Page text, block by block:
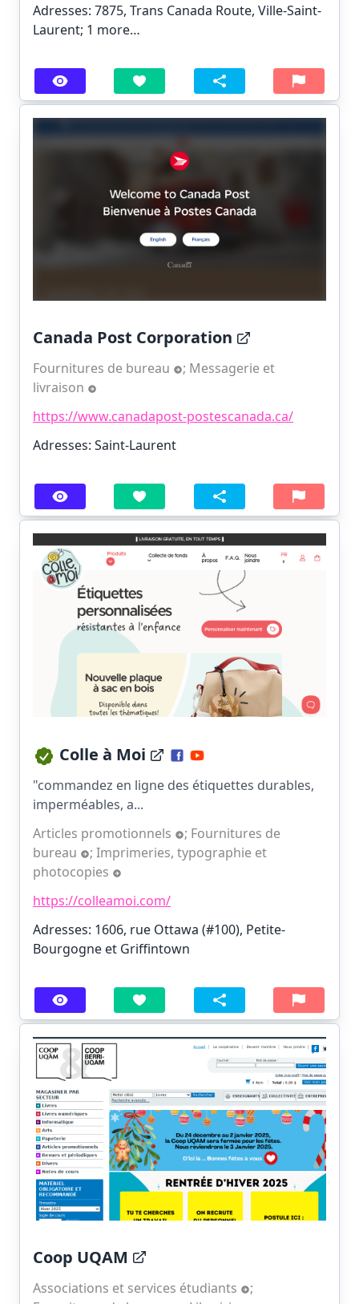
Adresses: 7875, Trans Canada Route, Ville-Saint-
Laurent; 1 more…
Canada Post Corporation
Fournitures de bureau ; Messagerie et
livraison
https://www.canadapost-postescanada.ca/
Adresses: Saint-Laurent
Colle à Moi
"commandez en ligne des étiquettes durables,
imperméables, a...
Articles promotionnels
; Fournitures de
bureau
; Imprimeries, typographie et
photocopies
https://colleamoi.com/
Adresses: 1606, rue Ottawa (#100), Petite-
Bourgogne et Griffintown
Coop UQAM
Associations et services étudiants
;